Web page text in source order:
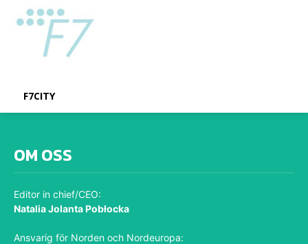
F7CITY
OM OSS
Editor in chief/CEO:
Natalia Jolanta Pobłocka
Ansvarig för Norden och Nordeuropa: